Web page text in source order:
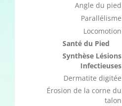
Angle du pied
Parallélisme
Locomotion
Santé du Pied
Synthèse Lésions
Infectieuses
Dermatite digitée
Érosion de la corne du
talon